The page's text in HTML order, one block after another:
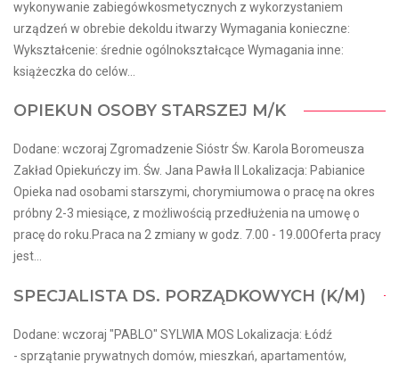
wykonywanie zabiegówkosmetycznych z wykorzystaniem
urządzeń w obrebie dekoldu itwarzy Wymagania konieczne:
Wykształcenie: średnie ogólnokształcące Wymagania inne:
książeczka do celów...
OPIEKUN OSOBY STARSZEJ M/K
Dodane: wczoraj Zgromadzenie Sióstr Św. Karola Boromeusza
Zakład Opiekuńczy im. Św. Jana Pawła II Lokalizacja: Pabianice
Opieka nad osobami starszymi, chorymiumowa o pracę na okres
próbny 2-3 miesiące, z możliwością przedłużenia na umowę o
pracę do roku.Praca na 2 zmiany w godz. 7.00 - 19.00Oferta pracy
jest...
SPECJALISTA DS. PORZĄDKOWYCH (K/M)
Dodane: wczoraj "PABLO" SYLWIA MOS Lokalizacja: Łódź
- sprzątanie prywatnych domów, mieszkań, apartamentów,